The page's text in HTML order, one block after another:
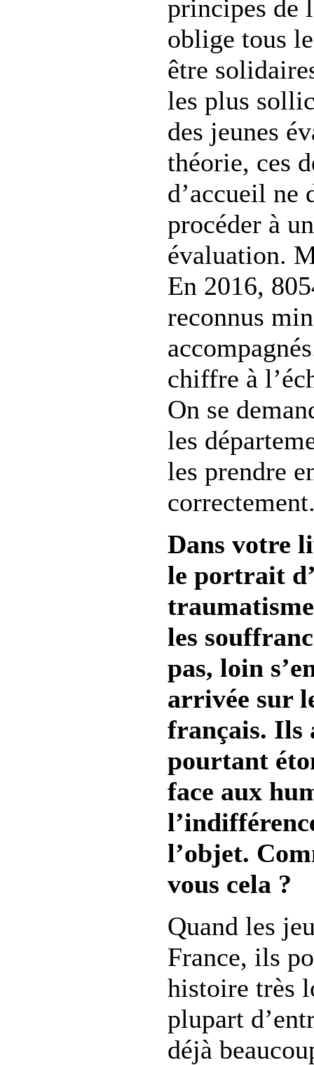
principes de
oblige tous
être
les plus
des jeunes
théorie, ces
d’accueil ne
procéder à
évaluation.
En 2016,
reconnus
chiffre à
On se
les
les prendre
Dans votre
le portrait
les
pas, loin
arrivée sur
français. Ils
pourtant
face aux
l’objet.
vous cela ?
Quand les
France, ils
histoire très
plupart
déjà